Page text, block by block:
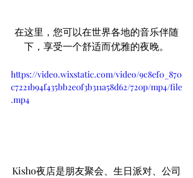
在这里，您可以在世界各地的音乐伴随
下，享受一个舒适而优雅的夜晚。
https://video.wixstatic.com/video/9c8ef0_870
c7221b94f435bb2e0f3b311a58d62/720p/mp4/file
.mp4
Kisho夜店是朋友聚会、生日派对、公司